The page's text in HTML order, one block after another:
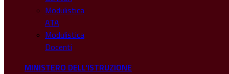
Modulistica
ATA
Modulistica
Docenti
MINISTERO DELL'ISTRUZIONE